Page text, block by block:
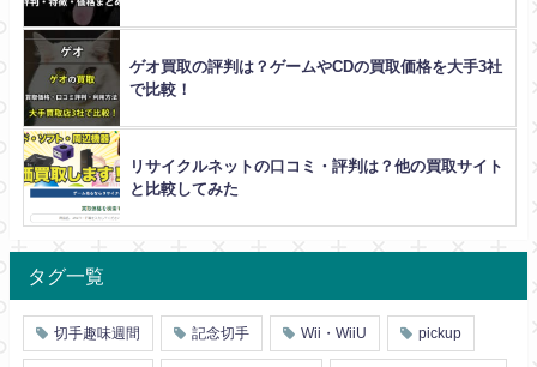
ゲオ買取の評判は？ゲームやCDの買取価格を大手3社
で比較！
リサイクルネットの口コミ・評判は？他の買取サイト
と比較してみた
タグ一覧
切手趣味週間 記念切手 Wii・WiiU pickup